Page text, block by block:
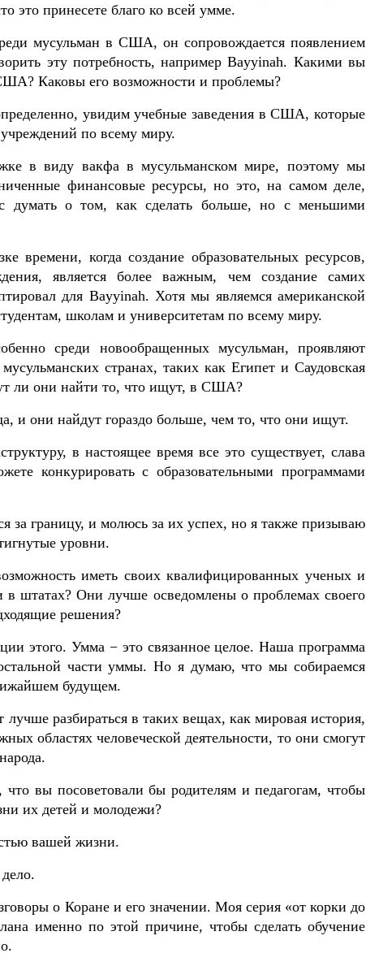
принесете благо ко всей умме.
мусульман в США, он сопровождается появлением
эту потребность, например Bayyinah. Какими вы
Каковы его возможности и проблемы?
увидим учебные заведения в США, которые
по всему миру.
в виду вакфа в мусульманском мире, поэтому мы
финансовые ресурсы, но это, на самом деле,
думать о том, как сделать больше, но с меньшими
когда создание образовательных ресурсов,
является более важным, чем создание самих
для Bayyinah. Хотя мы являемся американской
школам и университетам по всему миру.
среди новообращенных мусульман, проявляют
странах, таких как Египет и Саудовская
ли они найти то, что ищут, в США?
и они найдут гораздо больше, чем то, что они ищут.
в настоящее время все это существует, слава
конкурировать с образовательными программами
за границу, и молюсь за их успех, но я также призываю
уровни.
иметь своих квалифицированных ученых и
штатах? Они лучше осведомлены о проблемах своего
решения?
этого. Умма − это связанное целое. Наша программа
части уммы. Но я думаю, что мы собираемся
будущем.
разбираться в таких вещах, как мировая история,
областях человеческой деятельности, то они смогут
вы посоветовали бы родителям и педагогам, чтобы
их детей и молодежи?
вашей жизни.
о Коране и его значении. Моя серия «от корки до
именно по этой причине, чтобы сделать обучение